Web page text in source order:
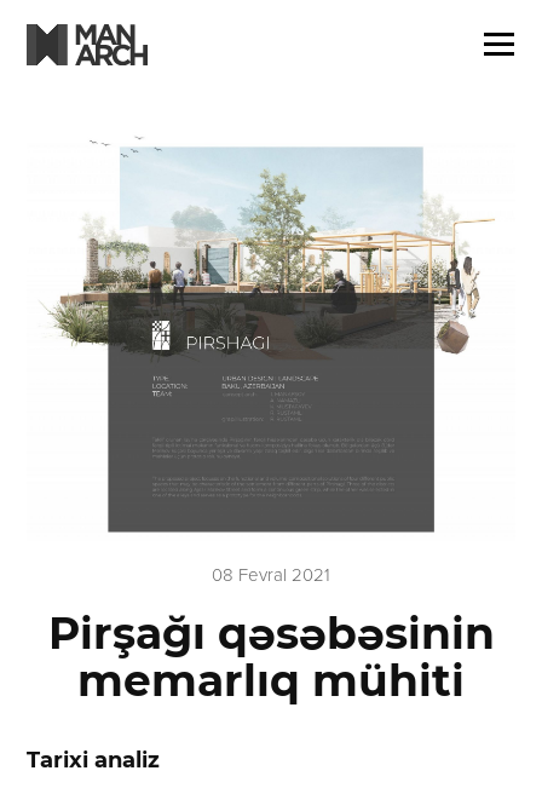
08 Fevral 2021
Pirşağı qəsəbəsinin
memarlıq mühiti
Tarixi analiz